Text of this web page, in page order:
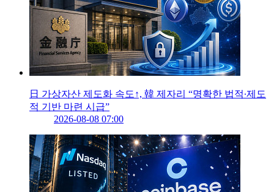
日 가상자산 제도화 속도↑, 韓 제자리 “명확한 법적∙제도
적 기반 마련 시급”
2026-08-08 07:00